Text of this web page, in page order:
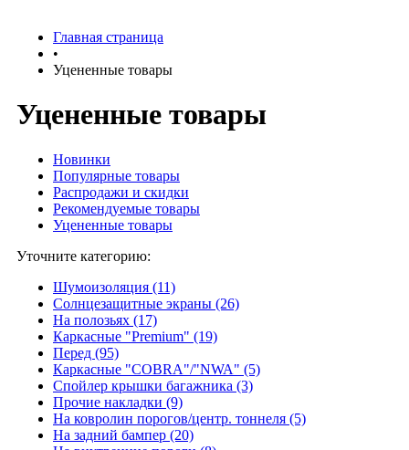
Главная страница
•
Уцененные товары
Уцененные товары
Новинки
Популярные товары
Распродажи и скидки
Рекомендуемые товары
Уцененные товары
Уточните категорию:
Шумоизоляция (11)
Солнцезащитные экраны (26)
На полозьях (17)
Каркасные "Premium" (19)
Перед (95)
Каркасные "COBRA"/"NWA" (5)
Спойлер крышки багажника (3)
Прочие накладки (9)
На ковролин порогов/центр. тоннеля (5)
На задний бампер (20)